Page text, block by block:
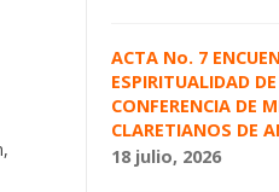
ACTA No. 7
ESPIRITUALIDAD
CONFERENCIA DE
CLARETIANOS DE
18 julio, 2026